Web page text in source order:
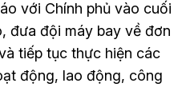
với Chính phủ vào cuối
đưa đội máy bay về đơn
tiếp tục thực hiện các
động, lao động, công